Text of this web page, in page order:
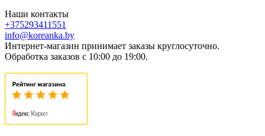
Наши контакты
+375293411551
info@koreanka.by
Интернет-магазин принимает заказы круглосуточно.
Обработка заказов с 10:00 до 19:00.